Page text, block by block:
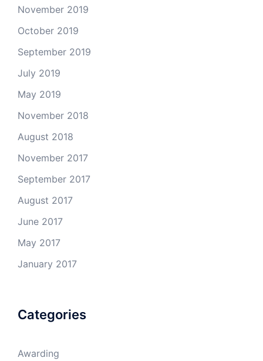
November 2019
October 2019
September 2019
July 2019
May 2019
November 2018
August 2018
November 2017
September 2017
August 2017
June 2017
May 2017
January 2017
Categories
Awarding